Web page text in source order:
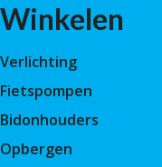
Winkelen
Verlichting
Fietspompen
Bidonhouders
Opbergen